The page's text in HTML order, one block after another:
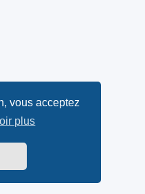
vous acceptez
plus